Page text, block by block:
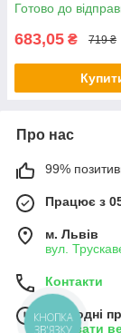
Готово до
683,05 ₴ 719 ₴
Про нас
99%
Працює з
м. Львів
вул.
Контакти
Сьогодні
Показати
КНОПКА
ЗВ'ЯЗКУ